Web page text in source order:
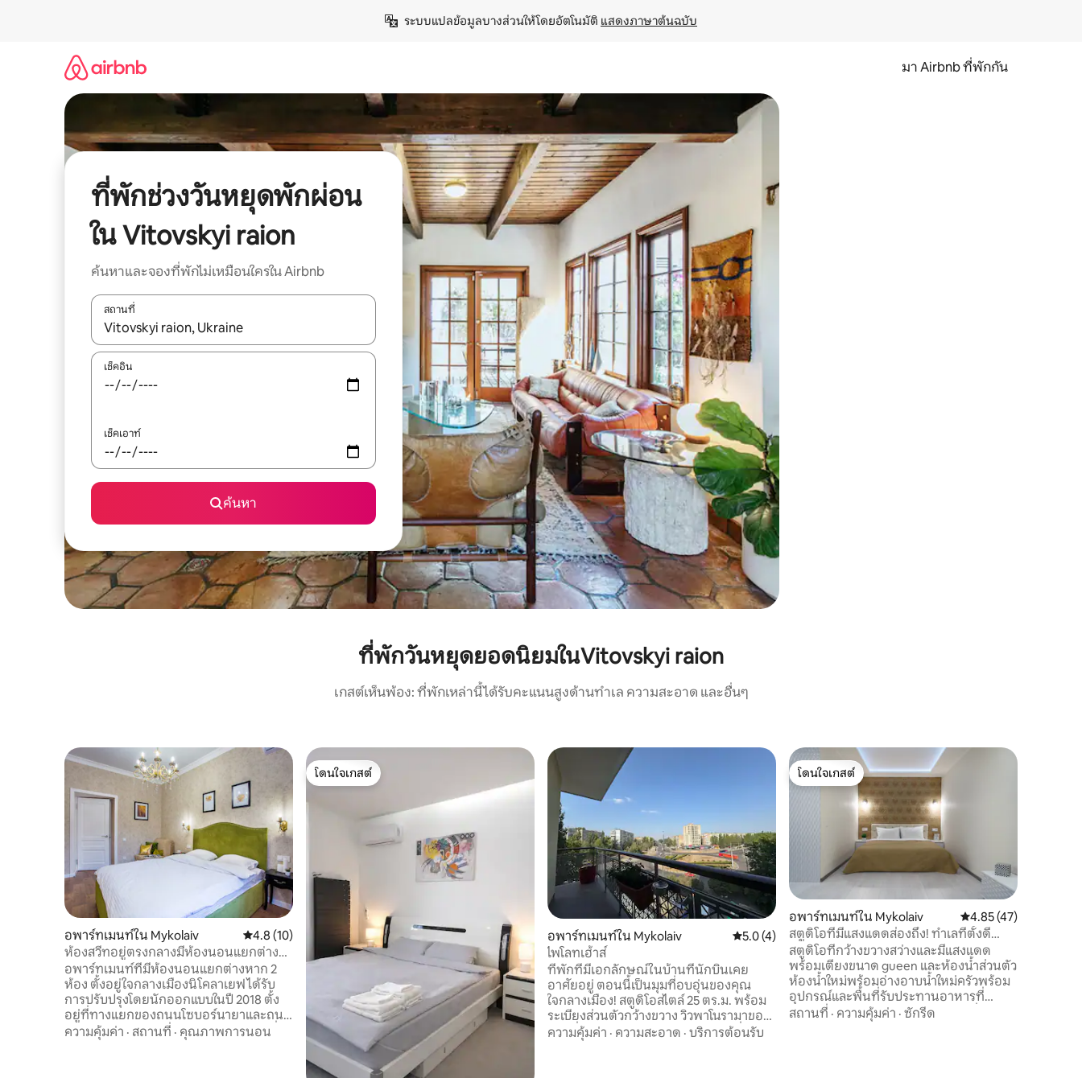
ระบบแปลข้อมูลบางส่วนให้โดยอัตโนมัติ แสดงภาษาต้นฉบับ
มา Airbnb ที่พักกัน
ที่พักช่วงวันหยุดพักผ่อน
ใน Vitovskyi raion
ค้นหาและจองที่พักไม่เหมือนใครใน Airbnb
สถานที่
ใช้ลูกศรขึ้นลง หรือใช้การสัมผัสหรือปัด เพื่อสำรวจผลการค้นหา
เช็คอิน
เช็คเอาท์
ค้นหา
ที่พักวันหยุดยอดนิยมในVitovskyi raion
เกสต์เห็นพ้อง: ที่พักเหล่านี้ได้รับคะแนนสูงด้านทำเล ความสะอาด และอื่นๆ
อพาร์ทเมนท์ใน Mykolaiv คะแนนเฉลี่ย 4.8 จาก 5, 10 รีวิว
4.8 (10)
ห้องสวีทอยู่ตรงกลางมีห้องนอนแยกต่าง
หาก 2 ห้อง
อพาร์ทเมนท์ที่มีห้องนอนแยกต่างหาก 2
ห้อง ตั้งอยู่ใจกลางเมืองนิโคลาเยฟ ได้รับ
การปรับปรุงโดยนักออกแบบในปี 2018 ตั้ง
อยู่ที่ทางแยกของถนนโซบอร์นายาและถนน
โปเตมกินสกายา มีลานบ้านแบบปิด และที่
จอดรถที่มีการรักษาความปลอดภัย มี
ความคุ้มค่า · สถานที่ · คุณภาพการนอน
โดนใจเกสต์
โดนใจเกสต์
อพาร์ทเมนท์ใน Mykolaiv คะแนนเฉลี่ย 5.0 จาก 5, 4 รีวิว
5.0 (4)
ไพโลทเฮ้าส์
ที่พักที่มีเอกลักษณ์ในบ้านที่นักบินเคย
อาศัยอยู่ ตอนนี้เป็นมุมที่อบอุ่นของคุณ
ใจกลางเมือง! สตูดิโอสไตล์ 25 ตร.ม. พร้อม
ระเบียงส่วนตัวกว้างขวาง วิวพาโนรามาของวิ
คตอรี่สแควร์ – ชมชีวิตของเมืองจากที่สูง
การปรับปรุงที่ทันสมัยด้วยจิตวิญญาณของ
ความคุ้มค่า · ความสะอาด · บริการต้อนรับ
โดนใจเกสต์
โดนใจเกสต์
อพาร์ทเมนท์ใน Mykolaiv คะแนนเฉลี่ย 4.85 จาก
4.85 (47)
สตูดิโอที่มีแสงแดดส่องถึง! ทำเลที่ตั้งดี
เยี่ยม
สตูดิโอที่กว้างขวางสว่างและมีแสงแดด
พร้อมเตียงขนาด gueen และห้องน้ำส่วนตัว
ห้องน้ำใหม่พร้อมอ่างอาบน้ำใหม่ครัวพร้อม
อุปกรณ์และพื้นที่รับประทานอาหารที่
สะดวกสบาย หากคุณชอบชีวิตยามค่ำคืน
ทำเลใจกลางเมืองอาหารที่น่าทึ่งสถานที่พัก
สถานที่ · ความคุ้มค่า · ซักรีด